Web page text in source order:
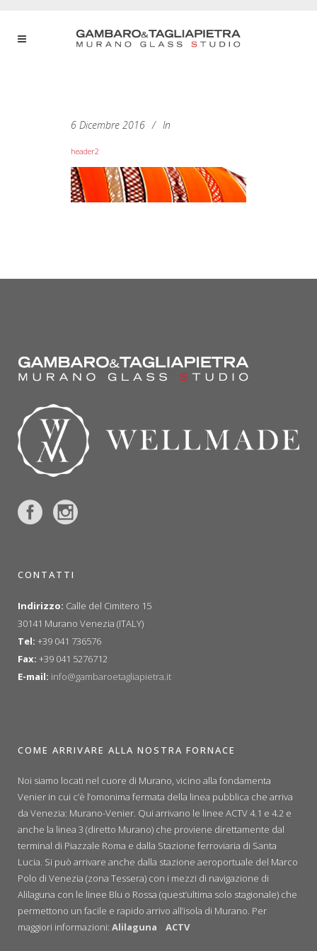
6 Dicembre 2016 In
header2
CONTATTI
Indirizzo: Calle del Cimitero 15
30141 Murano Venezia (ITALY)
Tel: +39 041 736576
Fax: +39 041 5276712
E-mail: info@gambaroetagliapietra.it
COME ARRIVARE ALLA NOSTRA FORNACE
Noi siamo locati nel cuore di Murano, vicino alla fondamenta
Venier in cui c’è l’omonima fermata della linea pubblica che arriva
da Venezia: Murano-Venier. Qui arrivano le linee ACTV 4.1 e 4.2 e
anche la linea 3 (diretto Murano) che proviene direttamente dal
terminal di Piazzale Roma e dalla Stazione ferroviaria di Santa
Lucia. Si può arrivare anche dalla stazione aeroportuale del Marco
Polo di Venezia (zona Tessera) con i mezzi di navigazione di
Alilaguna con le linee Blu o Rossa (quest’ultima solo stagionale) che
permettono un facile e rapido arrivo all’isola di Murano. Per
maggiori informazioni: Alilaguna ACTV